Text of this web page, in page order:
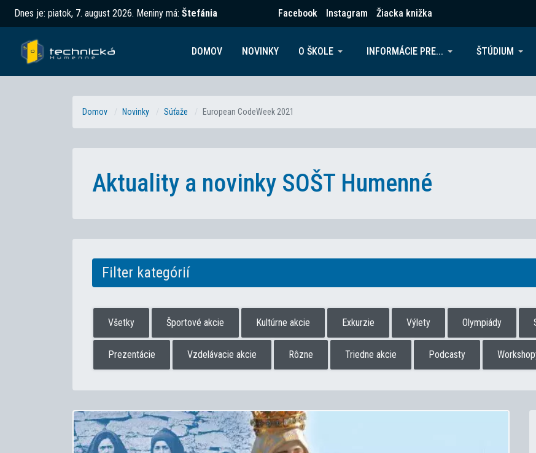
Dnes je: piatok, 7. august 2026. Meniny má: Štefánia Facebook Instagram Žiacka knižka
DOMOV NOVINKY O ŠKOLE INFORMÁCIE PRE... ŠTÚDIUM
Domov Novinky Súťaže European CodeWeek 2021
Aktuality a novinky SOŠT Humenné
Filter kategórií
Všetky Športové akcie Kultúrne akcie Exkurzie Výlety Olympiády
Prezentácie Vzdelávacie akcie Rôzne Triedne akcie Podcasty